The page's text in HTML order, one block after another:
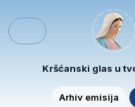
Menu
Kršćanski glas u
Arhiv emisija